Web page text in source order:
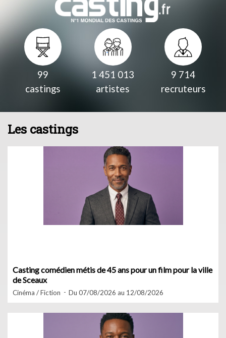
99
castings
1 451 013
artistes
9 714
recruteurs
Les castings
Casting comédien métis de 45 ans pour un film pour la ville
de Sceaux
Cinéma / Fiction Du 07/08/2026 au 12/08/2026